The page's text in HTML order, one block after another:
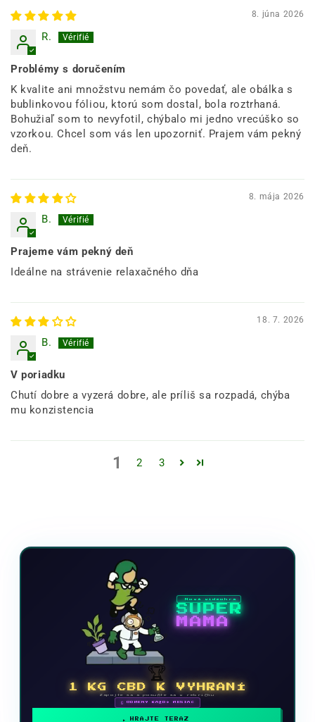
8. júna 2026
R.
Problémy s doručením
K kvalite ani množstvu nemám čo povedať, ale obálka s
bublinkovou fóliou, ktorú som dostal, bola roztrhaná.
Bohužiaľ som to nevyfotil, chýbalo mi jedno vrecúško so
vzorkou. Chcel som vás len upozorniť. Prajem vám pekný
deň.
8. mája 2026
B.
Prajeme vám pekný deň
Ideálne na strávenie relaxačného dňa
18. 7. 2026
B.
V poriadku
Chutí dobre a vyzerá dobre, ale príliš sa rozpadá, chýba
mu konzistencia
1 2 3
Nová videohra
SUPER
MAMA
🏆
1 KG CBD K VYHRANÍ
Zapojte sa a posuňte sa v rebríčku
🗓 ODMENY KAŽDÝ MESIAC
HRAJTE TERAZ